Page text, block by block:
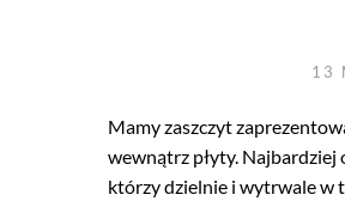
13
Mamy zaszczyt
wewnątrz płyty. Najbardziej
którzy dzielnie i wytrwale w